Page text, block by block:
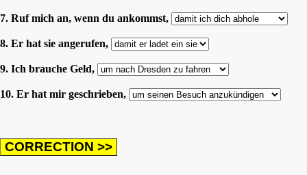
7. Ruf mich an, wenn du ankommst,
8. Er hat sie angerufen,
9. Ich brauche Geld,
10. Er hat mir geschrieben,